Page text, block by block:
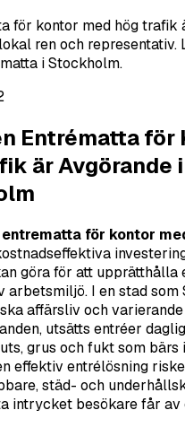
för kontor med hög trafik
ren och representativ.
i Stockholm.
Entrématta för
är Avgörande i
entrematta för kontor
göra för att upprätthålla
arbetsmiljö. I en stad som
affärsliv och varierande
utsätts entréer
grus och fukt som bärs
effektiv entrélösning
städ- och
intrycket besökare får